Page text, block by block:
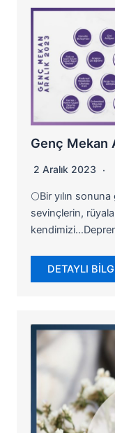
Genç Mekan
2 Aralık 2023
🌕Bir yılın
sevinçlerin,
DETAYLI